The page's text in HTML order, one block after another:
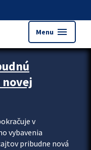
Menu menu
v
vybavenia
pribudne nová